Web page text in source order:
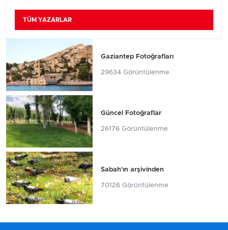
TÜM YAZARLAR
Gaziantep Fotoğrafları
29634 Görüntülenme
Güncel Fotoğraflar
26176 Görüntülenme
Sabah'ın arşivinden
70126 Görüntülenme